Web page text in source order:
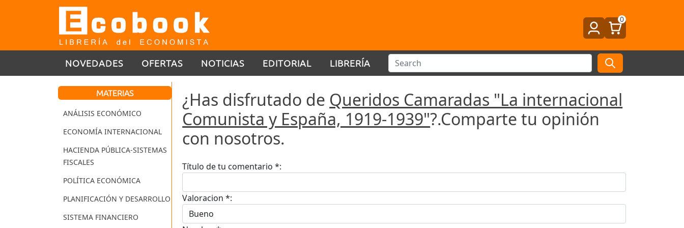
0
NOVEDADES OFERTAS NOTICIAS EDITORIAL LIBRERÍA
MATERIAS
ANÁLISIS ECONÓMICO
ECONOMÍA INTERNACIONAL
HACIENDA PÚBLICA-SISTEMAS
FISCALES
POLÍTICA ECONÓMICA
PLANIFICACIÓN Y DESARROLLO
SISTEMA FINANCIERO
¿Has disfrutado de Queridos Camaradas "La internacional
Comunista y España, 1919-1939"?.Comparte tu opinión
con nosotros.
Título de tu comentario *:
Valoracion *: